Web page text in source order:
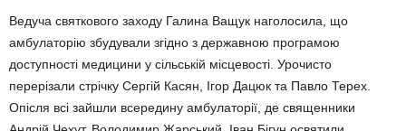
Ведуча святкового заходу Гали­на Ващук наголосила, що
амбула­торію збудували згідно з державною програмою
доступності меди­цини у сільській місцевості. Урочис­то
перерізали стрічку Сергій Касян, Ігор Дацюк та Павло Терех.
Опісля всі зайшли всередину амбулаторії, де священники